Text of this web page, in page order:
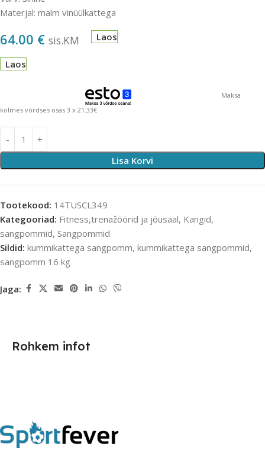
Materjal: malm vinüülkattega
64.00 € sis.KM Laos
Laos
Maksa
kolmes võrdses osas 3 x 21.33€
Lisa Korvi
Tootekood: 14TUSCL349
Kategooriad: Fitness,trenažöörid ja jõusaal, Kangid,
sangpommid, Sangpommid
Sildid: kummikattega sangpomm, kummikattega sangpommid,
sangpomm 16 kg
Jaga:
Rohkem infot